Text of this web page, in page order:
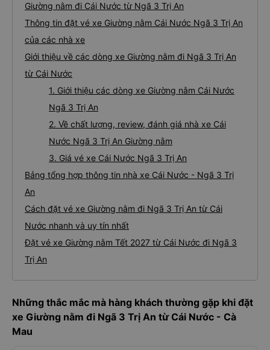
Giường nằm đi Cái Nước từ Ngã 3 Trị An
Thông tin đặt vé xe Giường nằm Cái Nước Ngã 3 Trị An
của các nhà xe
Giới thiệu về các dòng xe Giường nằm đi Ngã 3 Trị An
từ Cái Nước
1. Giới thiệu các dòng xe Giường nằm Cái Nước
Ngã 3 Trị An
2. Về chất lượng, review, đánh giá nhà xe Cái
Nước Ngã 3 Trị An Giường nằm
3. Giá vé xe Cái Nước Ngã 3 Trị An
Bảng tổng hợp thông tin nhà xe Cái Nước - Ngã 3 Trị
An
Cách đặt vé xe Giường nằm đi Ngã 3 Trị An từ Cái
Nước nhanh và uy tín nhất
Đặt vé xe Giường nằm Tết 2027 từ Cái Nước đi Ngã 3
Trị An
Những thắc mắc mà hàng khách thường gặp khi đặt
xe Giường nằm đi Ngã 3 Trị An từ Cái Nước - Cà
Mau